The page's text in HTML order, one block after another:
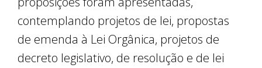
contemplando projetos de lei, propostas
de emenda à Lei Orgânica, projetos de
decreto legislativo, de resolução e de lei